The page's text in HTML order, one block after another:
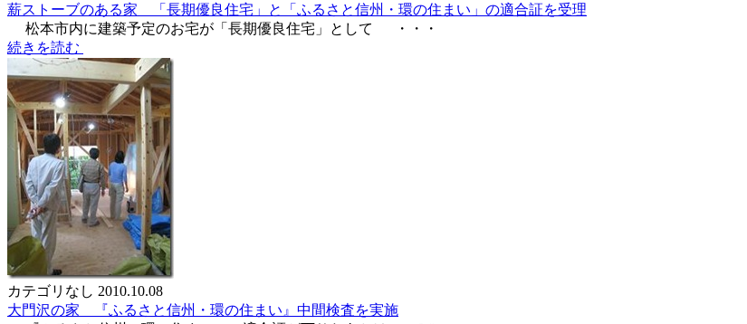
薪ストーブのある家 「長期優良住宅」と「ふるさと信州・環の住まい」の適合証を受理
松本市内に建築予定のお宅が「長期優良住宅」として ・・・
続きを読む
カテゴリなし 2010.10.08
大門沢の家 『ふるさと信州・環の住まい』中間検査を実施